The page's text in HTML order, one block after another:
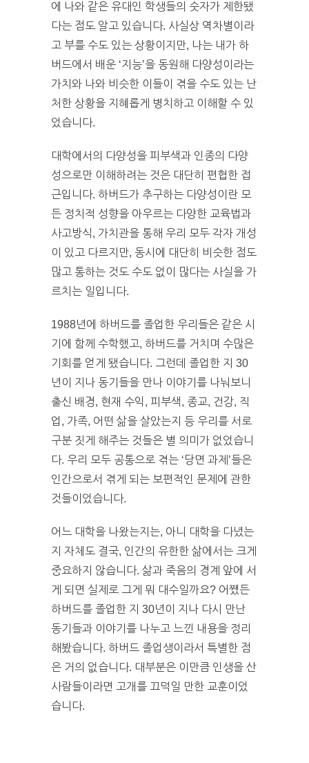
에 나와 같은 유대인 학생들의 숫자가 제한됐
다는 점도 알고 있습니다. 사실상 역차별이라
고 부를 수도 있는 상황이지만, 나는 내가 하
버드에서 배운 ‘지능’을 동원해 다양성이라는
가치와 나와 비슷한 이들이 겪을 수도 있는 난
처한 상황을 지혜롭게 병치하고 이해할 수 있
었습니다.
대학에서의 다양성을 피부색과 인종의 다양
성으로만 이해하려는 것은 대단히 편협한 접
근입니다. 하버드가 추구하는 다양성이란 모
든 정치적 성향을 아우르는 다양한 교육법과
사고방식, 가치관을 통해 우리 모두 각자 개성
이 있고 다르지만, 동시에 대단히 비슷한 점도
많고 통하는 것도 수도 없이 많다는 사실을 가
르치는 일입니다.
1988년에 하버드를 졸업한 우리들은 같은 시
기에 함께 수학했고, 하버드를 거치며 수많은
기회를 얻게 됐습니다. 그런데 졸업한 지 30
년이 지나 동기들을 만나 이야기를 나눠보니
출신 배경, 현재 수익, 피부색, 종교, 건강, 직
업, 가족, 어떤 삶을 살았는지 등 우리를 서로
구분 짓게 해주는 것들은 별 의미가 없었습니
다. 우리 모두 공통으로 겪는 ‘당면 과제’들은
인간으로서 겪게 되는 보편적인 문제에 관한
것들이었습니다.
어느 대학을 나왔는지는, 아니 대학을 다녔는
지 자체도 결국, 인간의 유한한 삶에서는 크게
중요하지 않습니다. 삶과 죽음의 경계 앞에 서
게 되면 실제로 그게 뭐 대수일까요? 어쨌든
하버드를 졸업한 지 30년이 지나 다시 만난
동기들과 이야기를 나누고 느낀 내용을 정리
해봤습니다. 하버드 졸업생이라서 특별한 점
은 거의 없습니다. 대부분은 이만큼 인생을 산
사람들이라면 고개를 끄덕일 만한 교훈이었
습니다.